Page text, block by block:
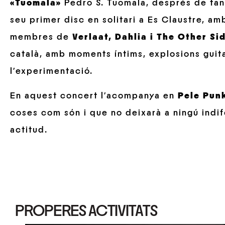
«Tuomala»
Pedro S. Tuomala, després de
seu primer disc en solitari a Es Claustre,
membres de Verlaat, Dahlia i The Other
català, amb moments íntims, explosions
l’experimentació.
En aquest concert l’acompanya en
Pele
coses com són i que no deixarà a ningú
actitud.
PROPERES ACTIVITATS